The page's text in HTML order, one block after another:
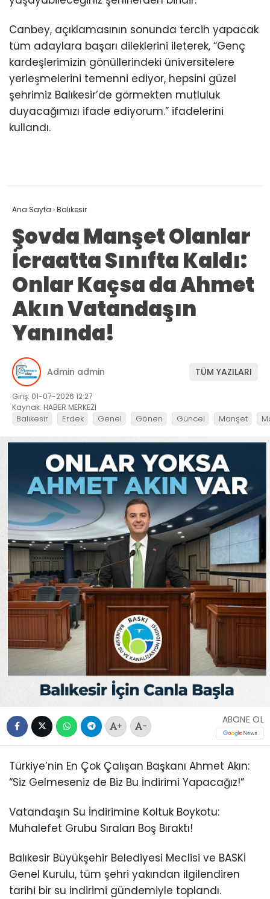
Canbey, açıklamasının sonunda tercih yapacak
tüm adaylara başarı dileklerini ileterek, “Genç
kardeşlerimizin gönüllerindeki üniversitelere
yerleşmelerini temenni ediyor, hepsini güzel
şehrimiz Balıkesir’de görmekten mutluluk
duyacağımızı ifade ediyorum.” ifadelerini
kullandı.
Ana Sayfa ›Balıkesir
Şovda Manşet Olanlar
İcraatta Sınıfta Kaldı:
Onlar Kaçsa da Ahmet
Akın Vatandaşın
Yanında!
Admin admin TÜM YAZILARI
Giriş: 01-07-2026 12:27
Kaynak: HABER MERKEZİ
Balıkesir Erdek Genel Gönen Güncel Manşet
+ -
ABONE OL
Türkiye’nin En Çok Çalışan Başkanı Ahmet Akın:
“Siz Gelmeseniz de Biz Bu İndirimi Yapacağız!”
Vatandaşın Su İndirimine Koltuk Boykotu:
Muhalefet Grubu Sıraları Boş Bıraktı!
Balıkesir Büyükşehir Belediyesi Meclisi ve BASKİ
Genel Kurulu, tüm şehri yakından ilgilendiren
tarihi bir su indirimi gündemiyle toplandı.